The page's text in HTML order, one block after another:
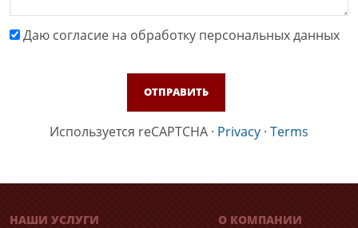
Даю cогласие на обработку персональных данных
Используется reCAPTCHA · Privacy · Terms
НАШИ УСЛУГИ О КОМПАНИИ